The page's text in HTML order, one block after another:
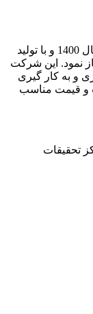
شرکت شاهین پلیمر فرزان فعالیت خود را از سال 1400 و با تولید
نمود. این شرکت
و به کار گیری
و قیمت مناسب
تحقیقات